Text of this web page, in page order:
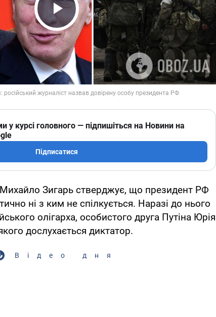
Play Video
у курсі головного — підпишіться на Новини на
Підписатися
Михайло Зигарь стверджує, що президент РФ
ні з ким не спілкується. Наразі до нього
олігарха, особистого друга Путіна Юрія
дослухається диктатор.
Відео дня